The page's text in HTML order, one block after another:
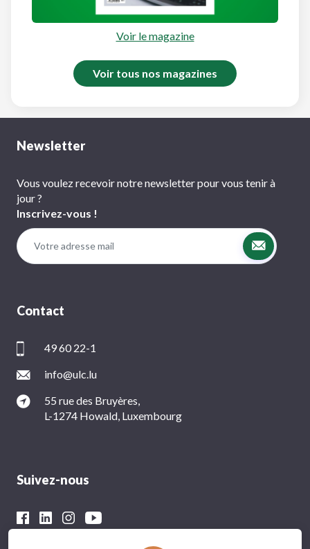
Voir le magazine
Voir tous nos magazines
Newsletter
Vous voulez recevoir notre newsletter pour vous tenir à
jour ?
Inscrivez-vous !
Contact
49 60 22-1
info@ulc.lu
55 rue des Bruyères,
L-1274 Howald, Luxembourg
Suivez-nous